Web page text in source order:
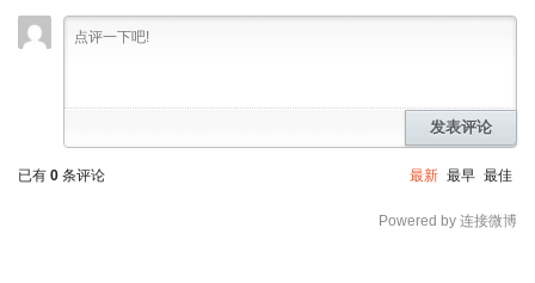
发表评论
已有 0 条评论 最新 最早 最佳
Powered by 连接微博